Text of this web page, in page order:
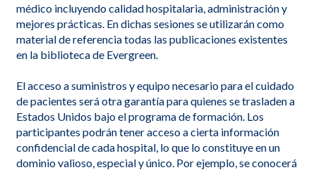
médico incluyendo calidad hospitalaria, administración y
mejores prácticas. En dichas sesiones se utilizarán como
material de referencia todas las publicaciones existentes
en la biblioteca de Evergreen.
El acceso a suministros y equipo necesario para el cuidado
de pacientes será otra garantía para quienes se trasladen a
Estados Unidos bajo el programa de formación. Los
participantes podrán tener acceso a cierta información
confidencial de cada hospital, lo que lo constituye en un
dominio valioso, especial y único. Por ejemplo, se conocerá